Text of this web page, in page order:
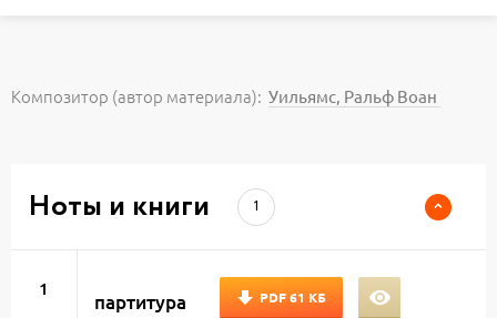
Композитор (автор материала): Уильямс, Ральф Воан
Ноты и книги 1
1
партитура PDF61 КБ